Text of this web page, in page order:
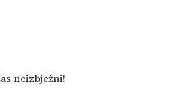
neizbježni!